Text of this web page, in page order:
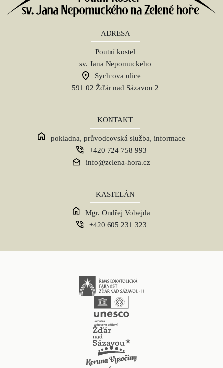
ADRESA
Poutní kostel
sv. Jana Nepomuckeho
Sychrova ulice
591 02 Žďár nad Sázavou 2
KONTAKT
pokladna, průvodcovská služba, informace
+420 724 758 993
info@zelena-hora.cz
KASTELÁN
Mgr. Ondřej Vobejda
+420 605 231 323